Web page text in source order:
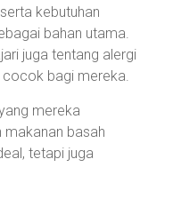
kebutuhan
bahan utama.
juga tentang alergi
cocok bagi mereka.
mereka
makanan basah
tetapi juga